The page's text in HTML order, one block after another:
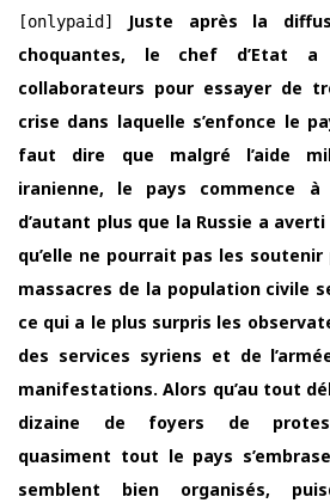
[onlypaid]
Juste après la
choquantes, le chef d’Etat a
collaborateurs pour essayer de
crise dans laquelle s’enfonce le
faut dire que malgré l’aide
iranienne, le pays commence
d’autant plus que la Russie a
qu’elle ne pourrait pas les
massacres de la population civile
ce qui a le plus surpris les
des services syriens et de
manifestations. Alors qu’au tout
dizaine de foyers de
quasiment tout le pays
semblent bien organisés,